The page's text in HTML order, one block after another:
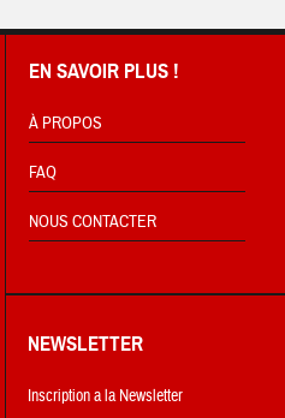
EN SAVOIR PLUS !
À PROPOS
FAQ
NOUS CONTACTER
NEWSLETTER
Inscription a la Newsletter